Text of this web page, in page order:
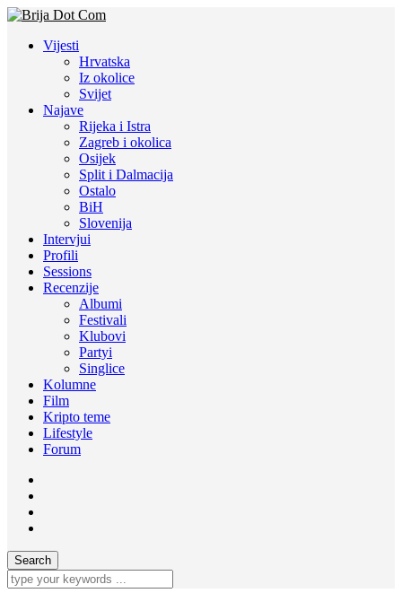
Vijesti
Hrvatska
Iz okolice
Svijet
Najave
Rijeka i Istra
Zagreb i okolica
Osijek
Split i Dalmacija
Ostalo
BiH
Slovenija
Intervjui
Profili
Sessions
Recenzije
Albumi
Festivali
Klubovi
Partyi
Singlice
Kolumne
Film
Kripto teme
Lifestyle
Forum